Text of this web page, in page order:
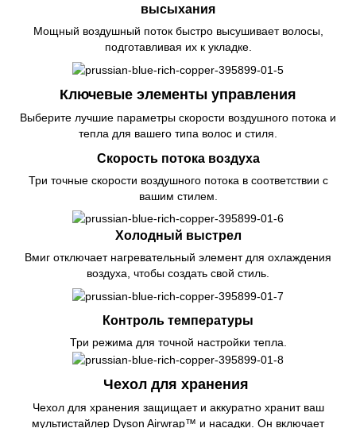
высыхания
Мощный воздушный поток быстро высушивает волосы,
подготавливая их к укладке.
Ключевые элементы управления
Выберите лучшие параметры скорости воздушного потока и
тепла для вашего типа волос и стиля.
Скорость потока воздуха
Три точные скорости воздушного потока в соответствии с
вашим стилем.
Холодный выстрел
Вмиг отключает нагревательный элемент для охлаждения
воздуха, чтобы создать свой стиль.
Контроль температуры
Три режима для точной настройки тепла.
Чехол для хранения
Чехол для хранения защищает и аккуратно хранит ваш
мультистайлер Dyson Airwrap™ и насадки. Он включает